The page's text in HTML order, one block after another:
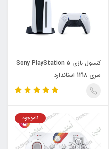
کنسول بازی Sony PlayStation 5
سری 1218 استاندارد
ناموجود